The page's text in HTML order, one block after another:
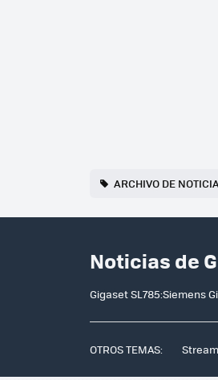
ARCHIVO DE
Noticias de
Gigaset SL785:Siemens
OTROS TEMAS: